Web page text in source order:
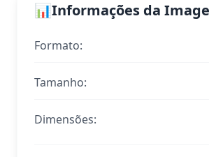
📊Informações da
Formato:
Tamanho:
Dimensões: